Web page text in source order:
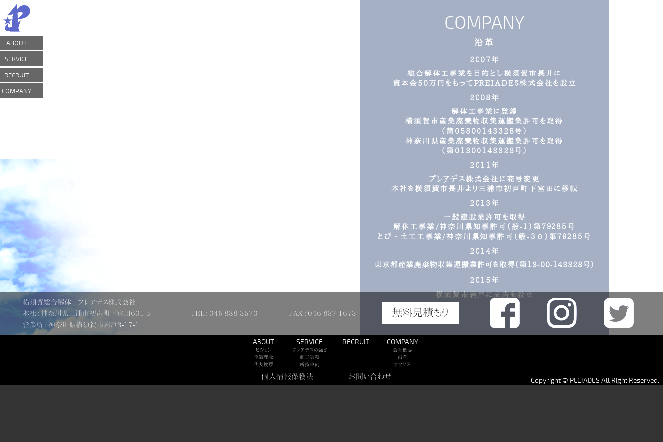
ABOUT
SERVICE
RECRUIT
COMPANY
COMPANY
2007年
総合解体工事業を目的とし横須賀市長井に
資本金50万円をもってPREIADES株式会社を設立
2008年
解体工事業に登録
横須賀市産業廃棄物収集運搬業許可を取得
（第05800143328号）
神奈川県産業廃棄物収集運搬業許可を取得
（第01300143328号）
2011年
プレアデス株式会社に商号変更
本社を横須賀市長井より三浦市初声町下宮田に移転
2013年
一般建設業許可を取得
解体工事業/神奈川県知事許可（般-１）第７９２８５号
とび・土工工事業/神奈川県知事許可（般-３０）第７９２８５号
2014年
東京都産業廃棄物収集運搬業許可を取得（第13-00-143328号）
2015年
横須賀市岩戸に支店を設立
沿革
営業所 : 神奈川県横須賀市岩戸3-17-1
横須賀総合解体 プレアデス株式会社
本社 : 神奈川県三浦市初声町下宮田601-5
TEL : 046-888-3570 FAX : 046-887-1673
ABOUT SERVICE RECRUIT COMPANY
ビジョン
企業理念
代表挨拶
プレアデスの強さ
施工実績
所持車両
アクセス
沿革
会社概要
個人情報保護法 お問い合わせ Copyright © PLEIADES All Right Reserved.
無料見積もり